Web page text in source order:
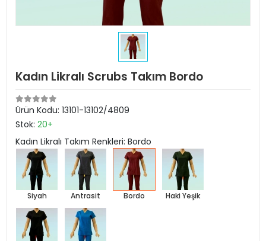
Kadın Likralı Scrubs Takım Bordo
Ürün Kodu: 13101-13102/4809
Stok: 20+
Kadın Likralı Takım Renkleri: Bordo
Siyah Antrasit Bordo Haki Yeşik